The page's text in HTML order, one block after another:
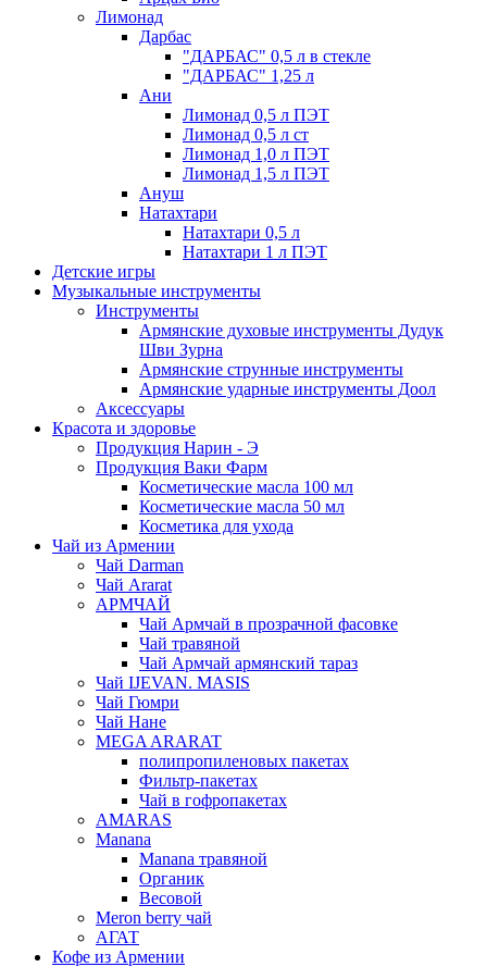
Лимонад
Дарбас
"ДАРБАС" 0,5 л в стекле
"ДАРБАС" 1,25 л
Ани
Лимонад 0,5 л ПЭТ
Лимонад 0,5 л ст
Лимонад 1,0 л ПЭТ
Лимонад 1,5 л ПЭТ
Ануш
Натахтари
Натахтари 0,5 л
Натахтари 1 л ПЭТ
Детские игры
Музыкальные инструменты
Инструменты
Армянские духовые инструменты Дудук
Шви Зурна
Армянские струнные инструменты
Армянские ударные инструменты Доол
Аксессуары
Красота и здоровье
Продукция Нарин - Э
Продукция Ваки Фарм
Косметические масла 100 мл
Косметические масла 50 мл
Косметика для ухода
Чай из Армении
Чай Darman
Чай Ararat
АРМЧАЙ
Чай Армчай в прозрачной фасовке
Чай травяной
Чай Армчай армянский тараз
Чай IJEVAN. MASIS
Чай Гюмри
Чай Нане
MEGA ARARAT
полипропиленовых пакетах
Фильтр-пакетах
Чай в гофропакетах
AMARAS
Manana
Manana травяной
Органик
Весовой
Meron berry чай
АГАТ
Кофе из Армении